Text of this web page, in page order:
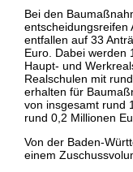
Bei den
entscheidungsreifen
entfallen auf 33
Euro. Dabei werden
Haupt- und
Realschulen mit
erhalten für
von insgesamt rund
rund 0,2 Millionen
Von der Baden-
einem